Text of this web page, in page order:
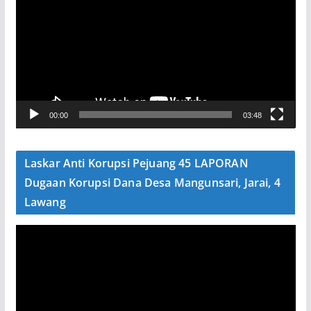
V
e
00:00 03:48
Laskar Anti Korupsi Pejuang 45 LAPORAN
Dugaan Korupsi Dana Desa Mangunsari, Jarai, 4
Lawang